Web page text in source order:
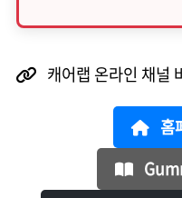
캐어랩 온라인 채널
홈